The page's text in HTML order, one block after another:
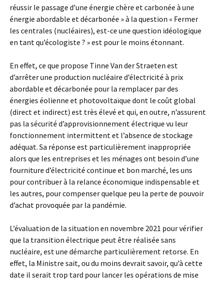
réussir le passage d’une énergie chère et carbonée à une
énergie abordable et décarbonée » à la question « Fermer
les centrales (nucléaires), est-ce une question idéologique
en tant qu’écologiste ? » est pour le moins étonnant.
En effet, ce que propose Tinne Van der Straeten est
d’arrêter une production nucléaire d’électricité à prix
abordable et décarbonée pour la remplacer par des
énergies éolienne et photovoltaïque dont le coût global
(direct et indirect) est très élevé et qui, en outre, n’assurent
pas la sécurité d’approvisionnement électrique vu leur
fonctionnement intermittent et l’absence de stockage
adéquat. Sa réponse est particulièrement inappropriée
alors que les entreprises et les ménages ont besoin d’une
fourniture d’électricité continue et bon marché, les uns
pour contribuer à la relance économique indispensable et
les autres, pour compenser quelque peu la perte de pouvoir
d’achat provoquée par la pandémie.
L’évaluation de la situation en novembre 2021 pour vérifier
que la transition électrique peut être réalisée sans
nucléaire, est une démarche particulièrement retorse. En
effet, la Ministre sait, ou du moins devrait savoir, qu’à cette
date il serait trop tard pour lancer les opérations de mise